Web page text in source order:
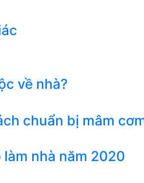
về nhà?
chuẩn bị mâm
nhà năm 2020